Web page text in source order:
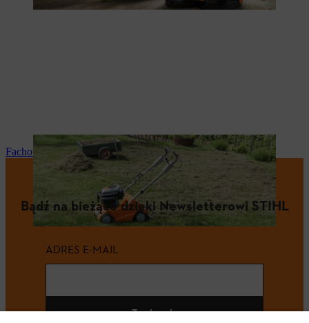
Fachowy serwis i naprawy
Bądź na bieżąco dzięki Newsletterowi STIHL
ADRES E-MAIL
Zapisz się